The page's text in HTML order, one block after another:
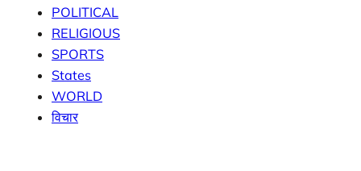
POLITICAL
RELIGIOUS
SPORTS
States
WORLD
विचार